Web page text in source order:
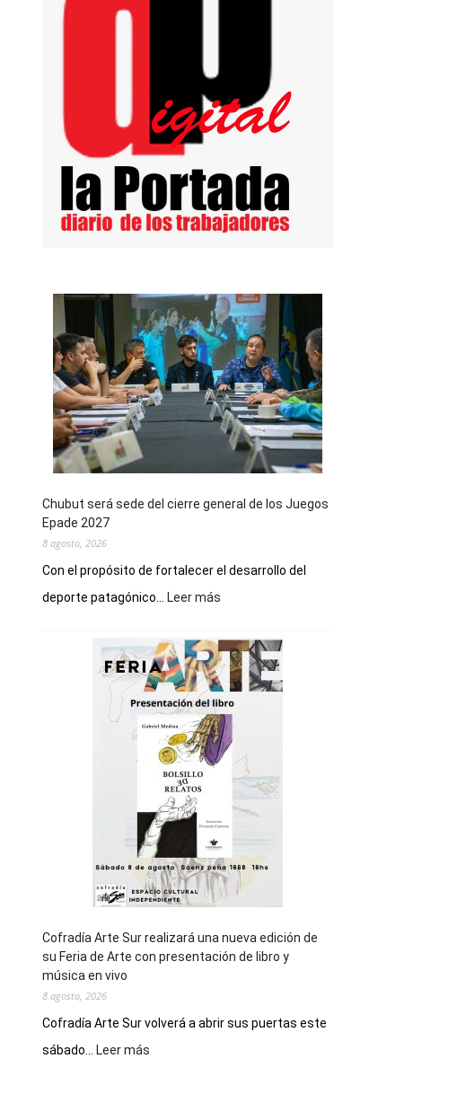
Chubut será sede del cierre general de los Juegos
Epade 2027
8 agosto, 2026
Con el propósito de fortalecer el desarrollo del
deporte patagónico...
Leer más
sede
del
cierre
general
de
los
Juegos
Epade
2027
Cofradía Arte Sur realizará una nueva edición de
su Feria de Arte con presentación de libro y
música en vivo
8 agosto, 2026
Cofradía Arte Sur volverá a abrir sus puertas este
sábado...
Leer más